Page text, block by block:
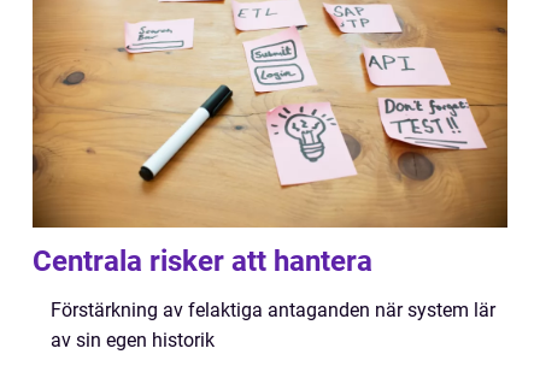
Centrala risker att hantera
Förstärkning av felaktiga antaganden när system lär
av sin egen historik